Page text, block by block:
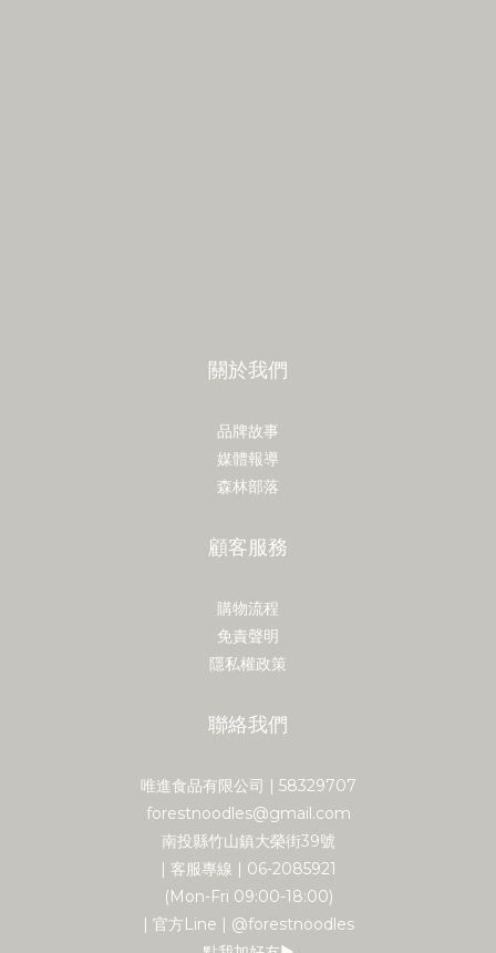
關於我們
品牌故事
媒體報導
森林部落
顧客服務
購物流程
免責聲明
隱私權政策
聯絡我們
唯進食品有限公司 | 58329707
forestnoodles@gmail.com
南投縣竹山鎮大榮街39號
| 客服專線 | 06-2085921
(Mon-Fri 09:00-18:00)
| 官方Line | @forestnoodles